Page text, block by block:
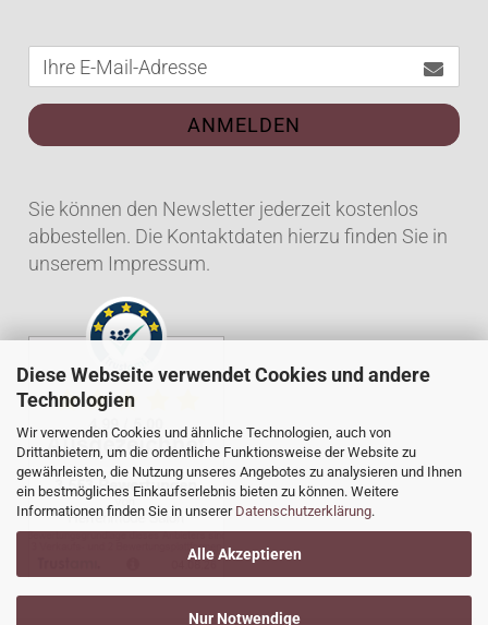
Diese Webseite verwendet Cookies und andere
Technologien
Wir verwenden Cookies und ähnliche Technologien, auch von
Drittanbietern, um die ordentliche Funktionsweise der Website zu
gewährleisten, die Nutzung unseres Angebotes zu analysieren und Ihnen
ein bestmögliches Einkaufserlebnis bieten zu können. Weitere
Informationen finden Sie in unserer Datenschutzerklärung.
Alle Akzeptieren
Nur Notwendige
ANMELDEN
Sie können den Newsletter jederzeit kostenlos
abbestellen. Die Kontaktdaten hierzu finden Sie in
unserem Impressum.